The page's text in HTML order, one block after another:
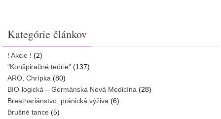
Kategórie článkov
! Akcie ! (2)
"Konšpiračné teórie" (137)
ARO, Chrípka (80)
BIO-logická – Germánska Nová Medicína (28)
Breathariánstvo, pránická výživa (6)
Brušné tance (5)